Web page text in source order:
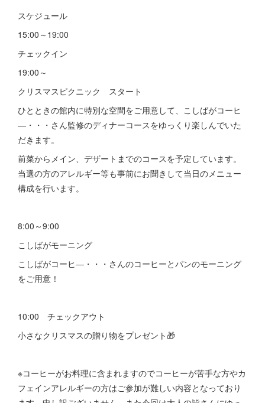
スケジュール
15:00～19:00
チェックイン
19:00～
クリスマスピクニック スタート
ひとときの館内に特別な空間をご用意して、こしばがコーヒ
―・・・さん監修のディナーコースをゆっくり楽しんでいた
だきます。
前菜からメイン、デザートまでのコースを予定しています。
当選の方のアレルギー等も事前にお聞きして当日のメニュー
構成を行います。
8:00～9:00
こしばがモーニング
こしばがコーヒ―・・・さんのコーヒーとパンのモーニング
をご用意！
10:00 チェックアウト
小さなクリスマスの贈り物をプレゼント🎁
※コーヒーがお料理に含まれますのでコーヒーが苦手な方やカ
フェインアレルギーの方はご参加が難しい内容となっており